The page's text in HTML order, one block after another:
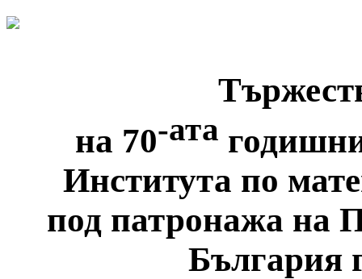
на 70-ата
Института по
под патронажа на
България